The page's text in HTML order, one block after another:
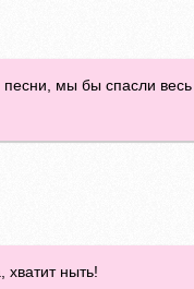
мы бы спасли
хватит ныть!